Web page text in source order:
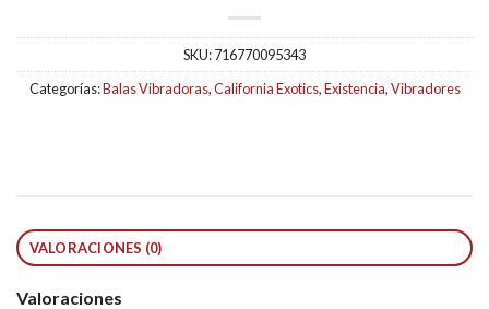
SKU:716770095343
Categorías:Balas Vibradoras,California Exotics,Existencia,Vibradores
VALORACIONES (0)
Valoraciones